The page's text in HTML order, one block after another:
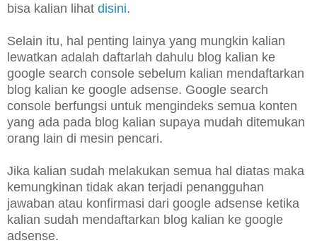
bisa kalian lihat disini.
Selain itu, hal penting lainya yang mungkin kalian
lewatkan adalah daftarlah dahulu blog kalian ke
google search console sebelum kalian mendaftarkan
blog kalian ke google adsense. Google search
console berfungsi untuk mengindeks semua konten
yang ada pada blog kalian supaya mudah ditemukan
orang lain di mesin pencari.
Jika kalian sudah melakukan semua hal diatas maka
kemungkinan tidak akan terjadi penangguhan
jawaban atau konfirmasi dari google adsense ketika
kalian sudah mendaftarkan blog kalian ke google
adsense.